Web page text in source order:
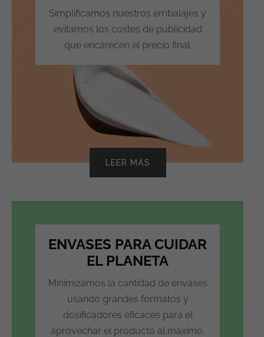
Simplificamos nuestros embalajes y
evitamos los costes de publicidad
que encarecen el precio final.
LEER MÁS
ENVASES PARA CUIDAR
EL PLANETA
Minimizamos la cantidad de envases
usando grandes formatos y
dosificadores eficaces para el
aprovechar el producto al máximo.